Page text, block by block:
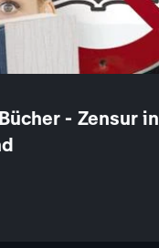
- Zensur in